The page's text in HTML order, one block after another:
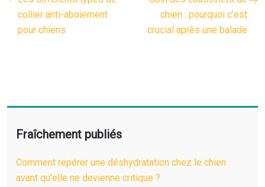
collier anti-aboiement
pour chiens
chien : pourquoi c’est
crucial après une balade
Fraîchement publiés
Comment repérer une déshydratation chez le chien
avant qu’elle ne devienne critique ?